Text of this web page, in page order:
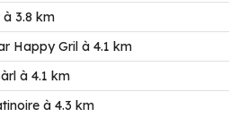
3.8 km
Happy Gril à 4.1 km
à 4.1 km
à 4.3 km